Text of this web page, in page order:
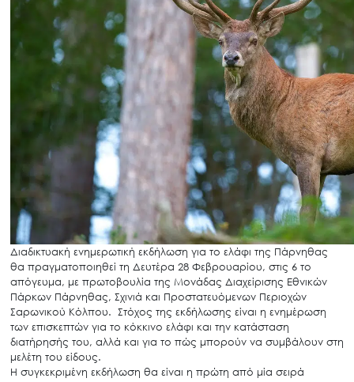
Διαδικτυακή ενημερωτική εκδήλωση για το ελάφι της Πάρνηθας
θα πραγματοποιηθεί τη Δευτέρα 28 Φεβρουαρίου, στις 6 το
απόγευμα, με πρωτοβουλία της Μονάδας Διαχείρισης Εθνικών
Πάρκων Πάρνηθας, Σχινιά και Προστατευόμενων Περιοχών
Σαρωνικού Κόλπου. Στόχος της εκδήλωσης είναι η ενημέρωση
των επισκεπτών για το κόκκινο ελάφι και την κατάσταση
διατήρησής του, αλλά και για το πώς μπορούν να συμβάλουν στη
μελέτη του είδους.
Η συγκεκριμένη εκδήλωση θα είναι η πρώτη από μία σειρά